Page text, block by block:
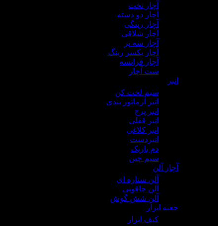
آچار تخت
آچار دو دسته
آچار رینگی
آچار شلاقی
آچار سه پر
آچار یکسر رینگ
آچار فرانسه
ست آچار
انبر
سیم لخت کن
انبر آرماتور بندی
انبر پرچ
انبر قفلی
انبر کلاغی
انبردست
دم باریک
سیم چین
آچار آلن
آلن ستاره ای
آلن چاقویی
آلن شش گوش
جعبه ابزار
کیف ابزار